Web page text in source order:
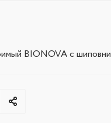
BIONOVA с